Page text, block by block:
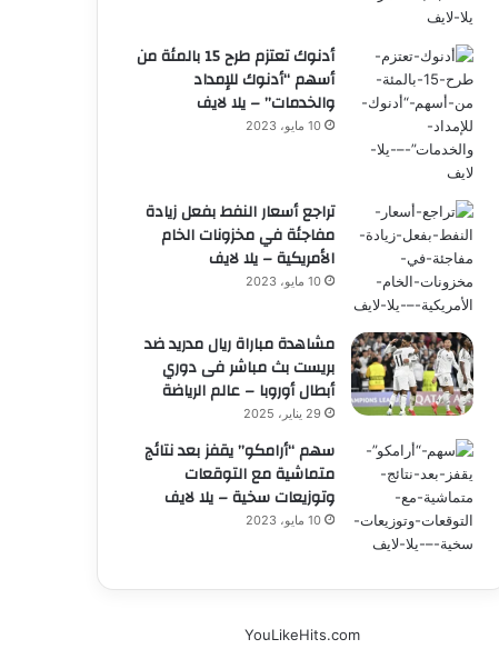
أدنوك تعتزم طرح 15 بالمئة من
أسهم “أدنوك للإمداد
والخدمات” – يلا لايف
10 مايو، 2023
تراجع أسعار النفط بفعل زيادة
مفاجئة في مخزونات الخام
الأمريكية – يلا لايف
10 مايو، 2023
مشاهدة مباراة ريال مدريد ضد
بريست بث مباشر فى دوري
أبطال أوروبا – عالم الرياضة
29 يناير، 2025
سهم “أرامكو” يقفز بعد نتائج
متماشية مع التوقعات
وتوزيعات سخية – يلا لايف
10 مايو، 2023
YouLikeHits.com